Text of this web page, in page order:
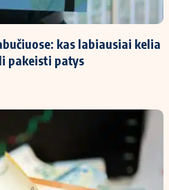
Titulinis
Nedarbo išmokos skaičiuoklė
Būsto finansai
Įdomios naujienos
kas labiausiai kelia
pakeisti patys